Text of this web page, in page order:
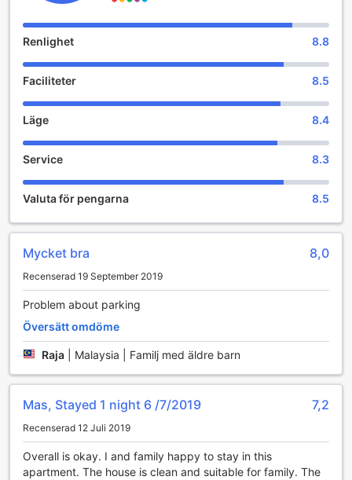
Renlighet 8.8
Faciliteter 8.5
Läge 8.4
Service 8.3
Valuta för pengarna 8.5
Mycket bra 8,0
Recenserad 19 September 2019
Problem about parking
Översätt omdöme
Raja Malaysia | Familj med äldre barn
Mas, Stayed 1 night 6 /7/2019 7,2
Recenserad 12 Juli 2019
Overall is okay. I and family happy to stay in this
apartment. The house is clean and suitable for family. The